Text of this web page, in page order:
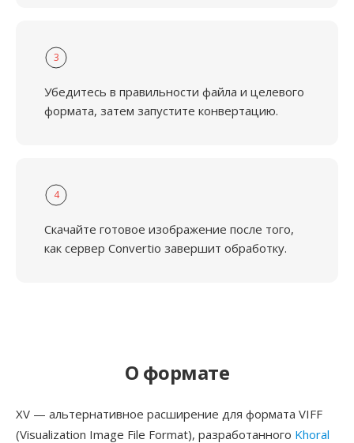
3
Убедитесь в правильности файла и целевого
формата, затем запустите конвертацию.
4
Скачайте готовое изображение после того,
как сервер Convertio завершит обработку.
О формате
XV — альтернативное расширение для формата VIFF
(Visualization Image File Format), разработанного Khoral